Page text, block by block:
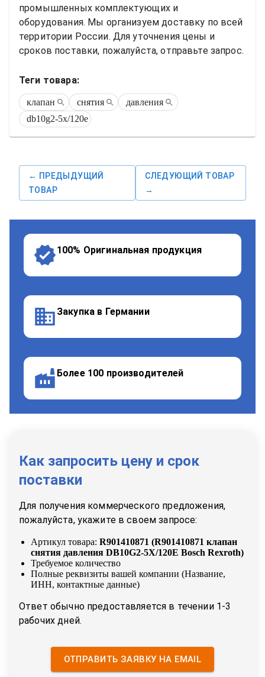
промышленных комплектующих и
оборудования. Мы организуем доставку по всей
территории России. Для уточнения цены и
сроков поставки, пожалуйста, отправьте запрос.
Теги товара:
клапан снятия
давления
db10g2-5x/120e
← ПРЕДЫДУЩИЙ
ТОВАР
СЛЕДУЮЩИЙ ТОВАР
→
100% Оригинальная продукция
Закупка в Германии
Более 100 производителей
Как запросить цену и срок
поставки
Для получения коммерческого предложения,
пожалуйста, укажите в своем запросе:
Артикул товара: R901410871 (R901410871 клапан
снятия давления DB10G2-5X/120E Bosch Rexroth)
Требуемое количество
Полные реквизиты вашей компании (Название,
ИНН, контактные данные)
Ответ обычно предоставляется в течении 1-3
рабочих дней.
ОТПРАВИТЬ ЗАЯВКУ НА EMAIL